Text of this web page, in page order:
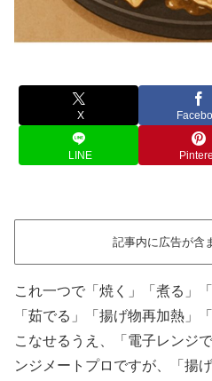
X
LINE
記事内に広告が含
これ一つで「焼く」「煮る」
「茹でる」「揚げ物再加熱」
こなせるうえ、「電子レンジ
ンジメートプロですが、「揚